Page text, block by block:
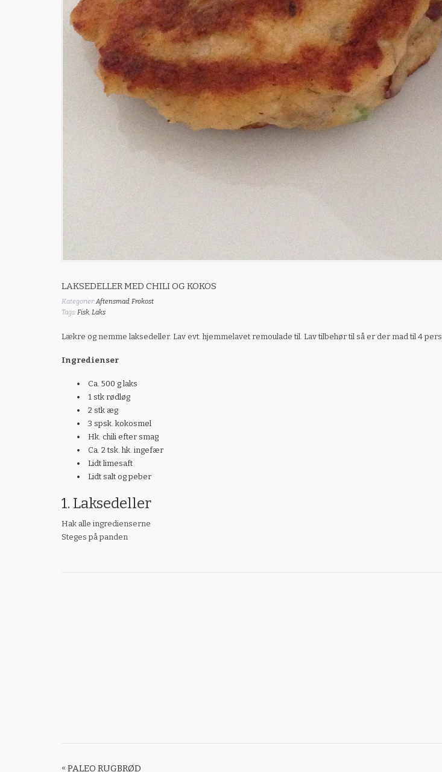
LAKSEDELLER MED CHILI OG KOKOS
Kategorier:Aftensmad, Frokost
Tags:Fisk, Laks
Lækre og nemme laksedeller. Lav evt. hjemmelavet remoulade til. Lav tilbehør til så er der mad til 4 pers.
Ingredienser
Ca. 500 g laks
1 stk rødløg
2 stk æg
3 spsk. kokosmel
Hk. chili efter smag
Ca. 2 tsk. hk. ingefær
Lidt limesaft
Lidt salt og peber
1. Laksedeller
Hak alle ingredienserne
Steges på panden
« PALEO RUGBRØD